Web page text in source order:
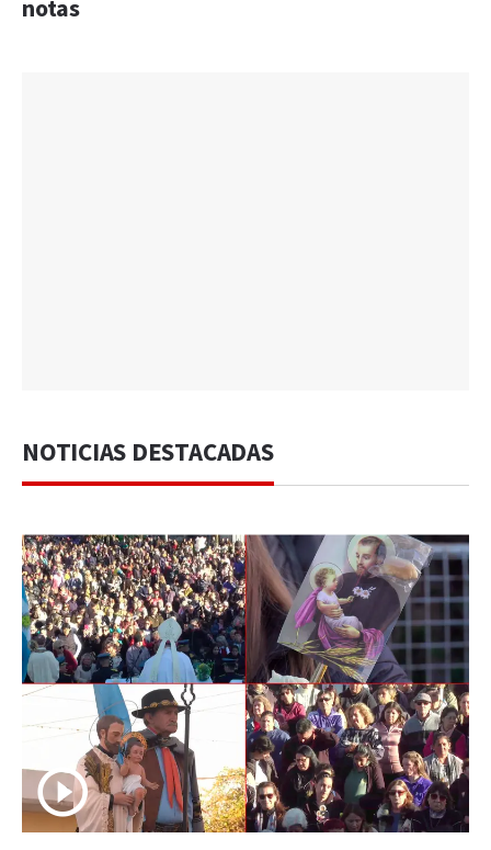
notas
NOTICIAS DESTACADAS